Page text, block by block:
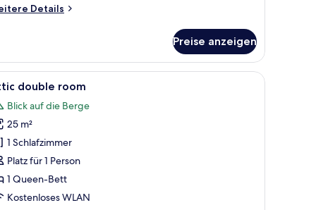
Details
Preise anzeigen
Nachttisch und einem Fenster mit Vorhängen.
Ein Schlafzimmer mit geneigter Decke,
9 double room
Blick auf die Berge
25 m²
1 Schlafzimmer
Platz für 1 Person
1 Queen-Bett
Kostenloses WLAN